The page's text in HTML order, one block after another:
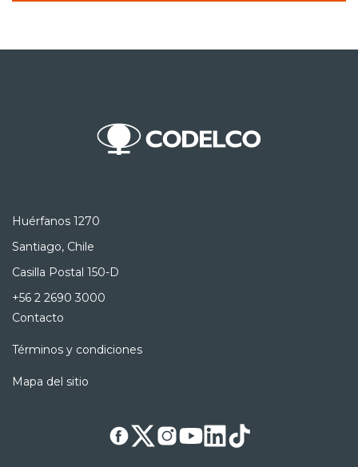
Huérfanos 1270
Santiago, Chile
Casilla Postal 150-D
+56 2 2690 3000
Contacto
Términos y condiciones
Mapa del sitio